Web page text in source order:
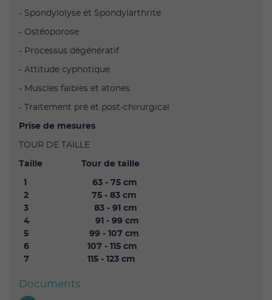
- Spondylolyse et Spondylarthrite
- Ostéoporose
- Processus dégénératif
- Attitude cyphotique
- Muscles faibles et atones
- Traitement pré et post-chirurgical
Prise de mesures
TOUR DE TAILLE
Taille Tour de taille
1 63 - 75 cm
2 75 - 83 cm
3 83 - 91 cm
4 91 - 99 cm
5 99 - 107 cm
6 107 - 115 cm
7 115 - 123 cm
Documents